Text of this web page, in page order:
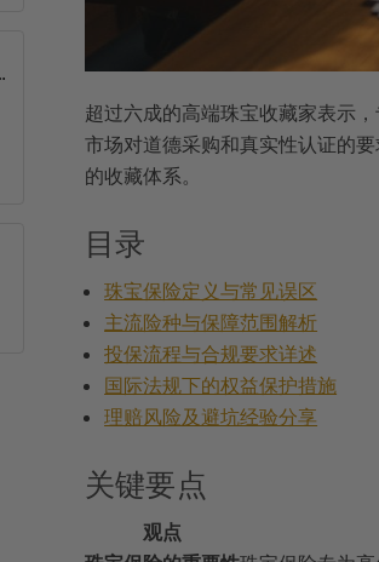
超过六成的高端珠宝收藏家表示
市场对道德采购和真实性认证的
的收藏体系。
目录
珠宝保险定义与常见误区
主流险种与保障范围解析
投保流程与合规要求详述
国际法规下的权益保护措施
理赔风险及避坑经验分享
关键要点
观点